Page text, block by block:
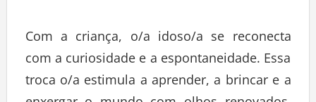
Com a criança, o/a idoso/a se reconecta
com a curiosidade e a espontaneidade. Essa
troca o/a estimula a aprender, a brincar e a